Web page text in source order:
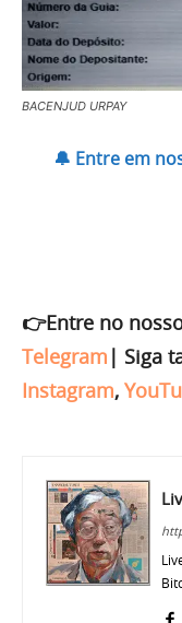
BACENJUD URPAY
🔔 Entre em
👉Entre no
Telegram | Siga
Instagram,